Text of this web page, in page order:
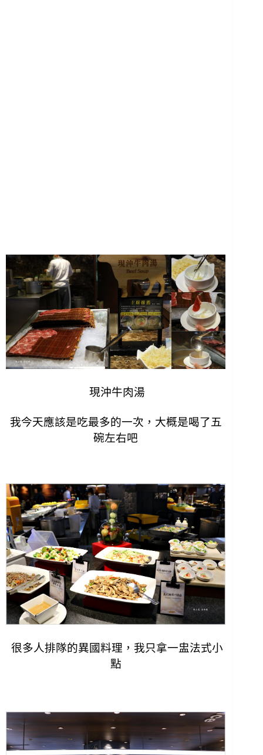
現沖牛肉湯
我今天應該是吃最多的一次，大概是喝了五
碗左右吧
很多人排隊的異國料理，我只拿一盅法式小
點